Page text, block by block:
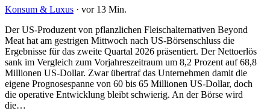
Konsum & Luxus · vor 13 Min.
Der US-Produzent von pflanzlichen Fleischalternativen Beyond
Meat hat am gestrigen Mittwoch nach US-Börsenschluss die
Ergebnisse für das zweite Quartal 2026 präsentiert. Der Nettoerlös
sank im Vergleich zum Vorjahreszeitraum um 8,2 Prozent auf 68,8
Millionen US-Dollar. Zwar übertraf das Unternehmen damit die
eigene Prognosespanne von 60 bis 65 Millionen US-Dollar, doch
die operative Entwicklung bleibt schwierig. An der Börse wird
die…